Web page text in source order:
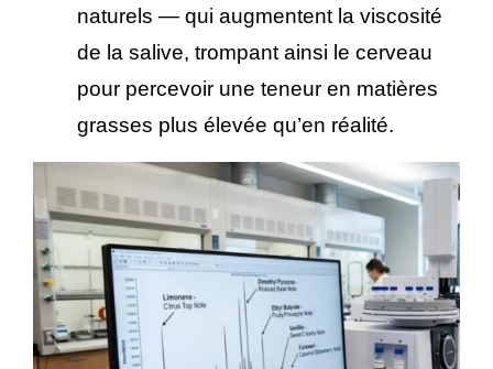
naturels — qui augmentent la viscosité
de la salive, trompant ainsi le cerveau
pour percevoir une teneur en matières
grasses plus élevée qu’en réalité.